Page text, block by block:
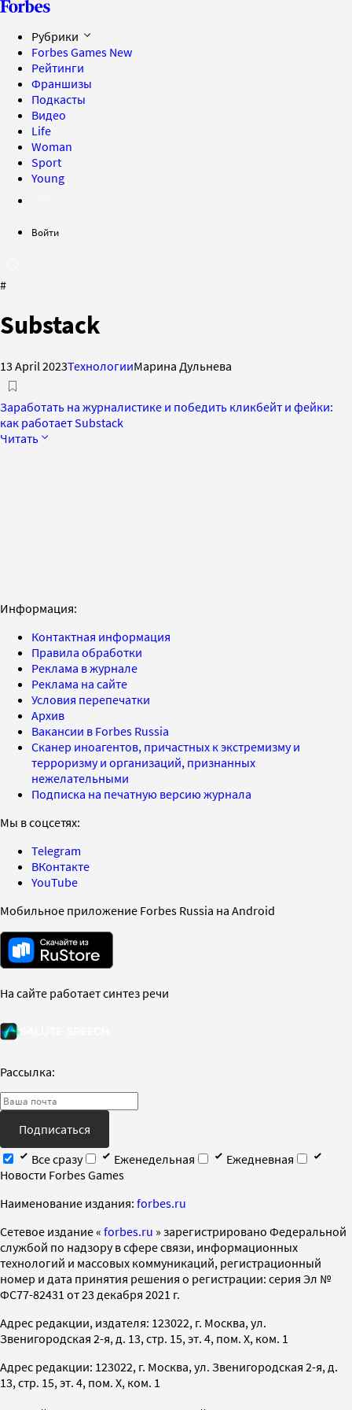
Рубрики
Forbes Games New
Рейтинги
Франшизы
Подкасты
Видео
Life
Woman
Sport
Young
Войти
#
Substack
13 April 2023ТехнологииМарина Дульнева
Заработать на журналистике и победить кликбейт и фейки:
как работает Substack
Читать
Информация:
Контактная информация
Правила обработки
Реклама в журнале
Реклама на сайте
Условия перепечатки
Архив
Вакансии в Forbes Russia
Сканер иноагентов, причастных к экстремизму и
терроризму и организаций, признанных
нежелательными
Подписка на печатную версию журнала
Мы в соцсетях:
Telegram
ВКонтакте
YouTube
Мобильное приложение Forbes Russia на Android
На сайте работает синтез речи
Рассылка:
Подписаться
Все сразу
Еженедельная
Ежедневная
Новости Forbes Games
Наименование издания: forbes.ru
Cетевое издание « forbes.ru » зарегистрировано Федеральной
службой по надзору в сфере связи, информационных
технологий и массовых коммуникаций, регистрационный
номер и дата принятия решения о регистрации: серия Эл №
ФС77-82431 от 23 декабря 2021 г.
Адрес редакции, издателя: 123022, г. Москва, ул.
Звенигородская 2-я, д. 13, стр. 15, эт. 4, пом. X, ком. 1
Адрес редакции: 123022, г. Москва, ул. Звенигородская 2-я, д.
13, стр. 15, эт. 4, пом. X, ком. 1